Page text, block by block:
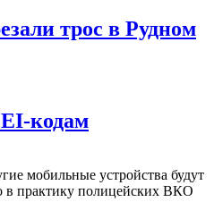
трос в Рудном
кодам
мобильные устройства будут
в практику полицейских ВКО